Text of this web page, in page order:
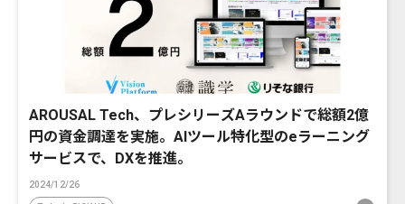
AROUSAL Tech、プレシリーズAラウンドで総額2億
円の資金調達を実施。AIツール特化型のeラーニング
サービスで、DXを推進。
2024/12/26